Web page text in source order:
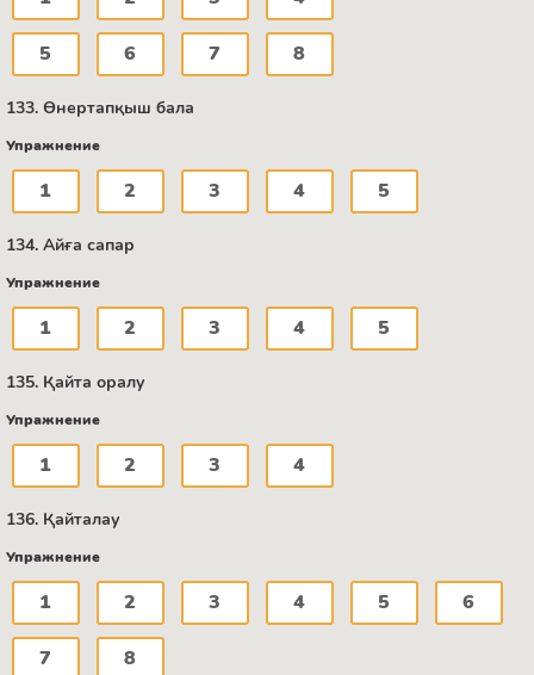
5 6 7 8
133. Өнертапқыш бала
Упражнение
1 2 3 4 5
134. Айға сапар
Упражнение
1 2 3 4 5
135. Қайта оралу
Упражнение
1 2 3 4
136. Қайталау
Упражнение
1 2 3 4 5 6
7 8